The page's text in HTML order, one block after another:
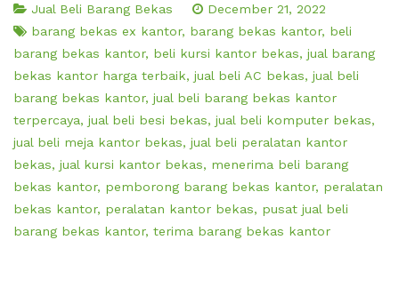
Jual Beli Barang Bekas
December 21, 2022
barang bekas ex kantor, barang bekas kantor, beli
barang bekas kantor, beli kursi kantor bekas, jual barang
bekas kantor harga terbaik, jual beli AC bekas, jual beli
barang bekas kantor, jual beli barang bekas kantor
terpercaya, jual beli besi bekas, jual beli komputer bekas,
jual beli meja kantor bekas, jual beli peralatan kantor
bekas, jual kursi kantor bekas, menerima beli barang
bekas kantor, pemborong barang bekas kantor, peralatan
bekas kantor, peralatan kantor bekas, pusat jual beli
barang bekas kantor, terima barang bekas kantor